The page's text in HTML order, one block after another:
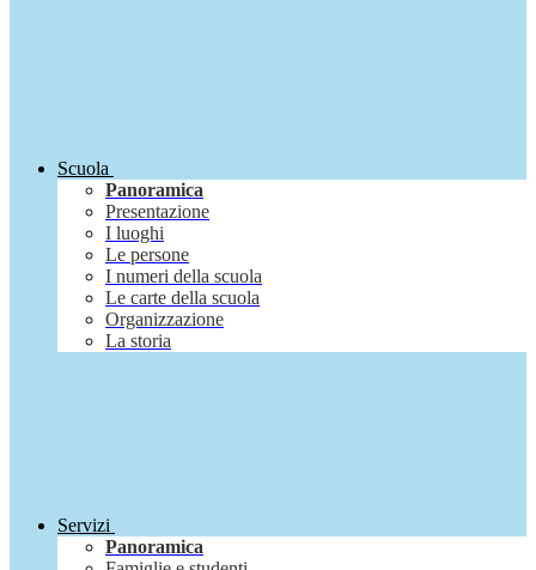
Scuola
Panoramica
Presentazione
I luoghi
Le persone
I numeri della scuola
Le carte della scuola
Organizzazione
La storia
Servizi
Panoramica